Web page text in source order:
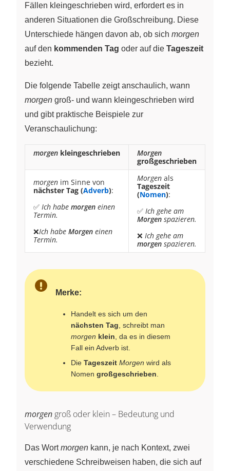
Fällen kleingeschrieben wird, erfordert es in
anderen Situationen die Großschreibung. Diese
Unterschiede hängen davon ab, ob sich morgen
auf den kommenden Tag oder auf die Tageszeit
bezieht.
Die folgende Tabelle zeigt anschaulich, wann
morgen groß- und wann kleingeschrieben wird
und gibt praktische Beispiele zur
Veranschaulichung:
morgen kleingeschrieben
Morgen
großgeschrieben
morgen im Sinne von
nächster Tag (Adverb):
✅ Ich habe morgen einen
Termin.
❌Ich habe Morgen einen
Termin.
Morgen als
Tageszeit
(Nomen):
✅ Ich gehe am
Morgen spazieren.
❌ Ich gehe am
morgen spazieren.
Merke:
Handelt es sich um den
nächsten Tag , schreibt man
morgen klein , da es in diesem
Fall ein Adverb ist.
Die Tageszeit Morgen wird als
Nomen großgeschrieben
morgen groß oder klein – Bedeutung und
Verwendung
Das Wortmorgen kann, je nach Kontext, zwei
verschiedene Schreibweisen haben, die sich auf